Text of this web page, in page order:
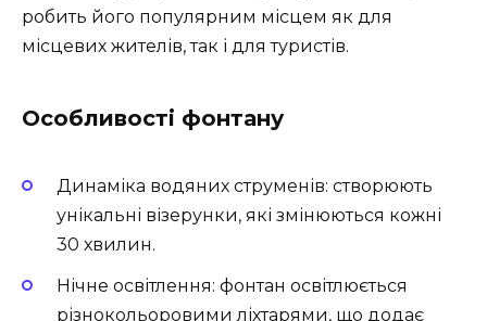
робить його популярним місцем як для
місцевих жителів, так і для туристів.
Особливості фонтану
Динаміка водяних струменів: створюють
унікальні візерунки, які змінюються кожні
30 хвилин.
Нічне освітлення: фонтан освітлюється
різнокольоровими ліхтарями, що додає